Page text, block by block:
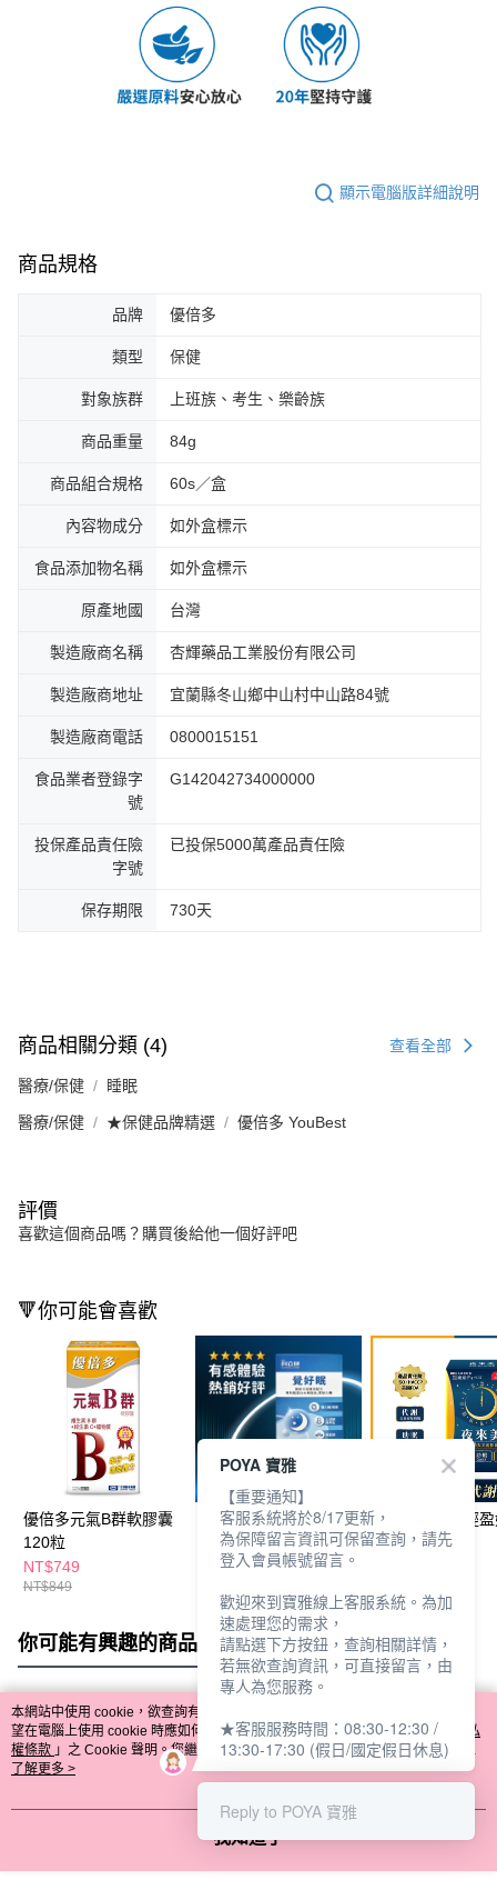
顯示電腦版詳細說明
商品規格
品牌 優倍多
類型 保健
對象族群 上班族、考生、樂齡族
商品重量 84g
商品組合規格 60s／盒
內容物成分 如外盒標示
食品添加物名稱 如外盒標示
原產地國 台灣
製造廠商名稱 杏輝藥品工業股份有限公司
製造廠商地址 宜蘭縣冬山鄉中山村中山路84號
製造廠商電話 0800015151
食品業者登錄字
號
G142042734000000
投保產品責任險
字號
已投保5000萬產品責任險
保存期限 730天
商品相關分類 (4) 查看全部
醫療/保健 睡眠
醫療/保健 ★保健品牌精選 優倍多 YouBest
評價
喜歡這個商品嗎？購買後給他一個好評吧
🔻你可能會喜歡
優倍多元氣B群軟膠囊
120粒
NT$749
NT$849
科立健覺好眠膠囊20顆
NT$449
夜來美GABA輕
膠囊30顆
你可能有興趣的商品 全站排行
熱門標籤
本網站中使用 cookie，欲查詢有關本網站使用 cookie 方式之詳情，及若您不希
望在電腦上使用 cookie 時應如何變更電腦的 cookie 設定，請參閱本網站「
隱私
權條款 」之 Cookie 聲明。您繼續使用本網站即表示您同意本公司得按本網站使
用條款之 Cookie 聲明使用 cookie。
了解更多 >
我知道了
POYA 寶雅
【重要通知】
客服系統將於8/17更新，
為保障留言資訊可保留查詢，請先
登入會員帳號留言。
歡迎來到寶雅線上客服系統。為加
速處理您的需求，
請點選下方按鈕，查詢相關詳情，
若無欲查詢資訊，可直接留言，由
專人為您服務。
★客服服務時間：08:30-12:30 /
13:30-17:30 (假日/國定假日休息)
Reply to POYA 寶雅